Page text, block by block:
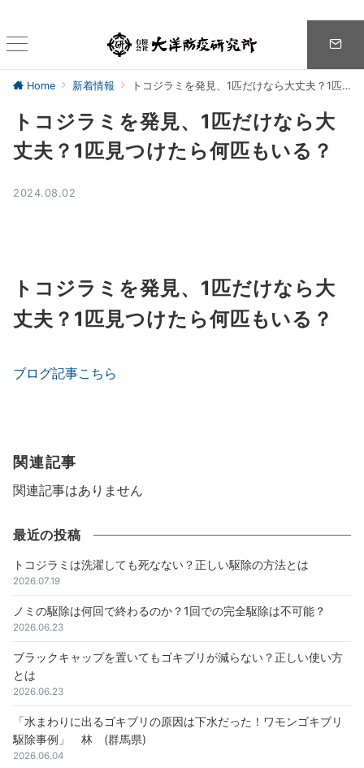
Home 新着情報 トコジラミを発見、1匹だけなら大丈夫？1匹見つけたら何匹もいる？
トコジラミを発見、1匹だけなら大
丈夫？1匹見つけたら何匹もいる？
2024.08.02
トコジラミを発見、1匹だけなら大
丈夫？1匹見つけたら何匹もいる？
ブログ記事こちら
関連記事
関連記事はありません
最近の投稿
トコジラミは洗濯しても死なない？正しい駆除の方法とは
2026.07.19
ノミの駆除は何回で終わるのか？1回での完全駆除は不可能？
2026.06.23
ブラックキャップを置いてもゴキブリが減らない？正しい使い方
とは
2026.06.23
「水まわりに出るゴキブリの原因は下水だった！ワモンゴキブリ
駆除事例」 林 (群馬県)
2026.06.04